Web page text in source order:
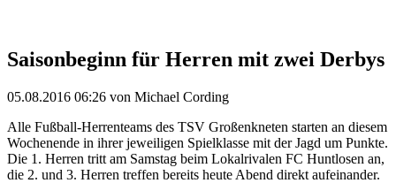
Saisonbeginn für Herren mit zwei Derbys
05.08.2016 06:26 von Michael Cording
Alle Fußball-Herrenteams des TSV Großenkneten starten an diesem
Wochenende in ihrer jeweiligen Spielklasse mit der Jagd um Punkte.
Die 1. Herren tritt am Samstag beim Lokalrivalen FC Huntlosen an,
die 2. und 3. Herren treffen bereits heute Abend direkt aufeinander.